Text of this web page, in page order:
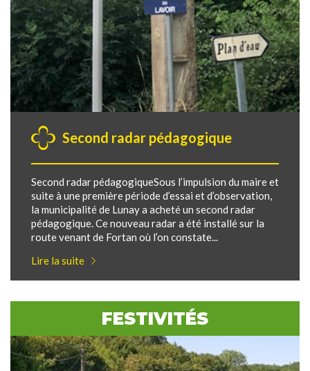
Second radar pédagogique
Second radar pédagogiqueSous l’impulsion du maire et
suite à une première période d’essai et d’observation,
la municipalité de Lunay a acheté un second radar
pédagogique. Ce nouveau radar a été installé sur la
route venant de Fortan où l’on constate...
Lire la suite
FESTIVITÉS